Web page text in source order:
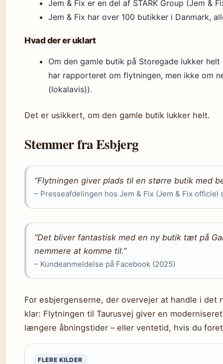
Jem & Fix er en del af STARK Group (Jem &
Jem & Fix har over 100 butikker i Danmark,
Hvad der er uklart
Om den gamle butik på Storegade lukker
har rapporteret om flytningen, men ikke om
(lokalavis)).
Det er usikkert, om den gamle butik lukker helt.
Stemmer fra Esbjerg
“Flytningen giver plads til en større butik med
– Presseafdelingen hos Jem & Fix (Jem & Fix officiel
“Det bliver fantastisk med en ny butik tæt på
nemmere at komme til.”
– Kundeanmeldelse på Facebook (2025)
For esbjergenserne, der overvejer at handle i det
klar: Flytningen til Taurusvej giver en
længere åbningstider – eller ventetid, hvis du
FLERE KILDER